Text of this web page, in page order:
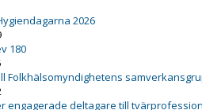
2026
180
Folkhälsomyndighetens
engagerade deltagare till